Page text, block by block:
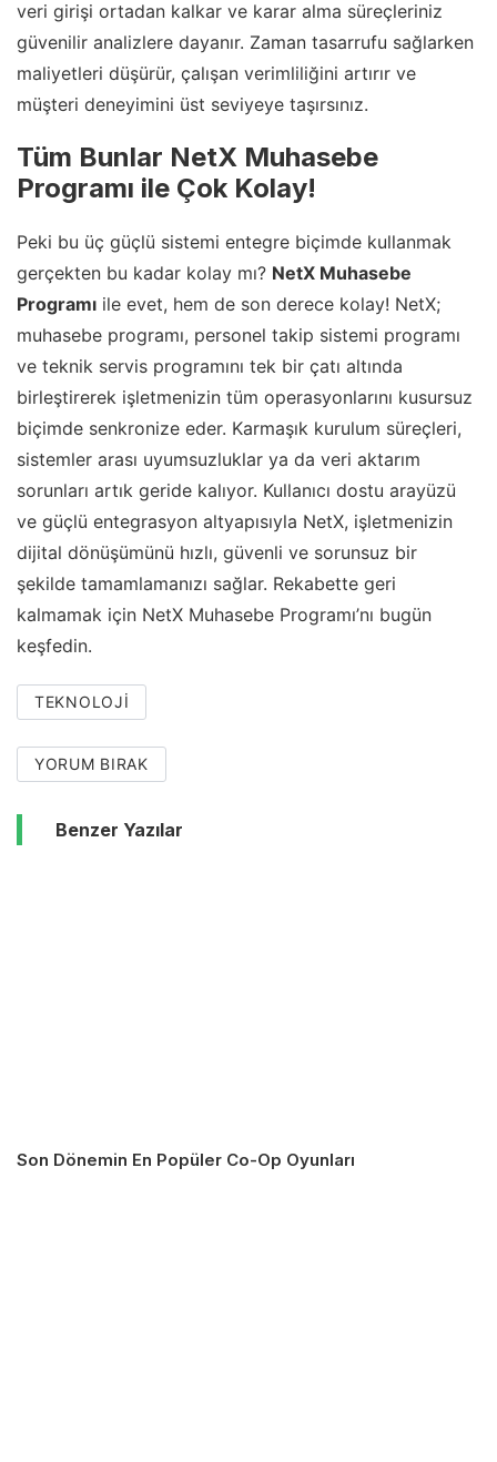
veri girişi ortadan kalkar ve karar alma süreçleriniz
güvenilir analizlere dayanır. Zaman tasarrufu sağlarken
maliyetleri düşürür, çalışan verimliliğini artırır ve
müşteri deneyimini üst seviyeye taşırsınız.
Tüm Bunlar NetX Muhasebe
Programı ile Çok Kolay!
Peki bu üç güçlü sistemi entegre biçimde kullanmak
gerçekten bu kadar kolay mı? NetX Muhasebe
Programı ile evet, hem de son derece kolay! NetX;
muhasebe programı, personel takip sistemi programı
ve teknik servis programını tek bir çatı altında
birleştirerek işletmenizin tüm operasyonlarını kusursuz
biçimde senkronize eder. Karmaşık kurulum süreçleri,
sistemler arası uyumsuzluklar ya da veri aktarım
sorunları artık geride kalıyor. Kullanıcı dostu arayüzü
ve güçlü entegrasyon altyapısıyla NetX, işletmenizin
dijital dönüşümünü hızlı, güvenli ve sorunsuz bir
şekilde tamamlamanızı sağlar. Rekabette geri
kalmamak için NetX Muhasebe Programı’nı bugün
keşfedin.
TEKNOLOJI
YORUM BIRAK
Benzer Yazılar
Son Dönemin En Popüler Co-Op Oyunları